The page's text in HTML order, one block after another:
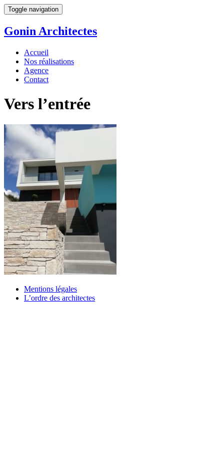
Toggle navigation
Gonin Architectes
Accueil
Nos réalisations
Agence
Contact
Vers l’entrée
Mentions légales
L’ordre des architectes